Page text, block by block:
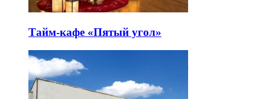
Тайм-кафе «Пятый угол»